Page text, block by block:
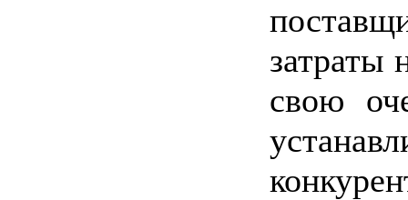
затраты
свою